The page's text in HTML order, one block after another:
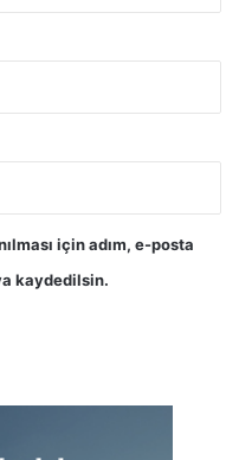
için adım, e-posta
kaydedilsin.